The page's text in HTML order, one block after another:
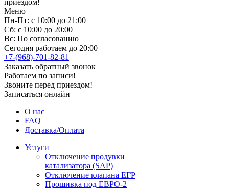
приездом!
Меню
Пн-Пт: с 10:00 до 21:00
Сб: с 10:00 до 20:00
Вс: По согласованию
Сегодня работаем до 20:00
+7-(968)-701-82-81
Заказать обратный звонок
Работаем по записи!
Звоните перед приездом!
Записаться онлайн
О нас
FAQ
Доставка/Оплата
Услуги
Отключение продувки
катализатора (SAP)
Отключение клапана ЕГР
Прошивка под ЕВРО-2